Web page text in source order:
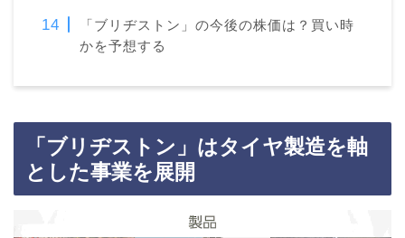
「ブリヂストン」の今後の株価は？買い時
かを予想する
「ブリヂストン」はタイヤ製造を軸
とした事業を展開